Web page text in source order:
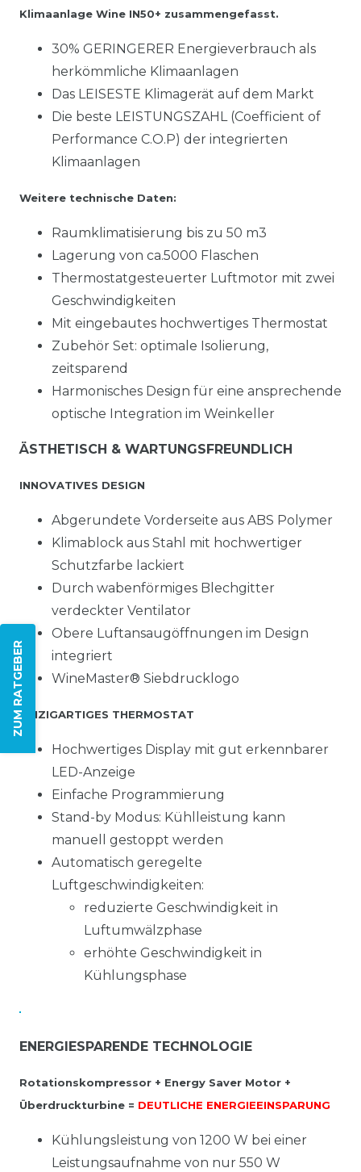
ZUM RATGEBER
Klimaanlage Wine IN50+ zusammengefasst.
30% GERINGERER Energieverbrauch als
herkömmliche Klimaanlagen
Das LEISESTE Klimagerät auf dem Markt
Die beste LEISTUNGSZAHL (Coefficient of
Performance C.O.P) der integrierten
Klimaanlagen
Weitere technische Daten:
Raumklimatisierung bis zu 50 m3
Lagerung von ca.5000 Flaschen
Thermostatgesteuerter Luftmotor mit zwei
Geschwindigkeiten
Mit eingebautes hochwertiges Thermostat
Zubehör Set: optimale Isolierung,
zeitsparend
Harmonisches Design für eine ansprechende
optische Integration im Weinkeller
ÄSTHETISCH & WARTUNGSFREUNDLICH
INNOVATIVES DESIGN
Abgerundete Vorderseite aus ABS Polymer
Klimablock aus Stahl mit hochwertiger
Schutzfarbe lackiert
Durch wabenförmiges Blechgitter
verdeckter Ventilator
Obere Luftansaugöffnungen im Design
integriert
WineMaster® Siebdrucklogo
EINZIGARTIGES THERMOSTAT
Hochwertiges Display mit gut erkennbarer
LED-Anzeige
Einfache Programmierung
Stand-by Modus: Kühlleistung kann
manuell gestoppt werden
Automatisch geregelte
Luftgeschwindigkeiten:
reduzierte Geschwindigkeit in
Luftumwälzphase
erhöhte Geschwindigkeit in
Kühlungsphase
ENERGIESPARENDE TECHNOLOGIE
Rotationskompressor + Energy Saver Motor +
Überdruckturbine = DEUTLICHE ENERGIEEINSPARUNG
Kühlungsleistung von 1200 W bei einer
Leistungsaufnahme von nur 550 W